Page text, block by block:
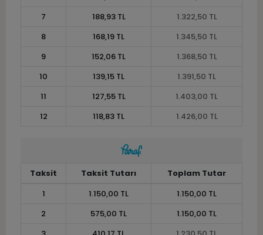
7
188,93 TL
1.322,50 TL
8
168,19 TL
1.345,50 TL
9
152,06 TL
1.368,50 TL
10
139,15 TL
1.391,50 TL
11
127,55 TL
1.403,00 TL
12
118,83 TL 1.426,00 TL
Taksit Taksit Tutarı
Toplam Tutar
1
1.150,00 TL
1.150,00 TL
2
575,00 TL
1.150,00 TL